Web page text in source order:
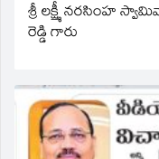
శ్రీ లక్ష్మీ నరసింహ
రెడ్డి గారు